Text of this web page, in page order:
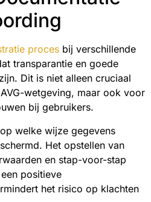
proces bij verschillende
transparantie en goede
Dit is niet alleen cruciaal
wetgeving, maar ook voor
bij gebruikers.
welke wijze gegevens
Het opstellen van
en stap-voor-stap
positieve
het risico op klachten